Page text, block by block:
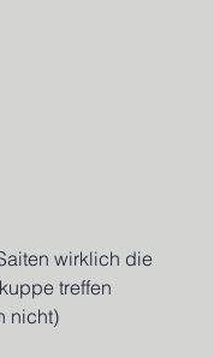
treffen
nicht)